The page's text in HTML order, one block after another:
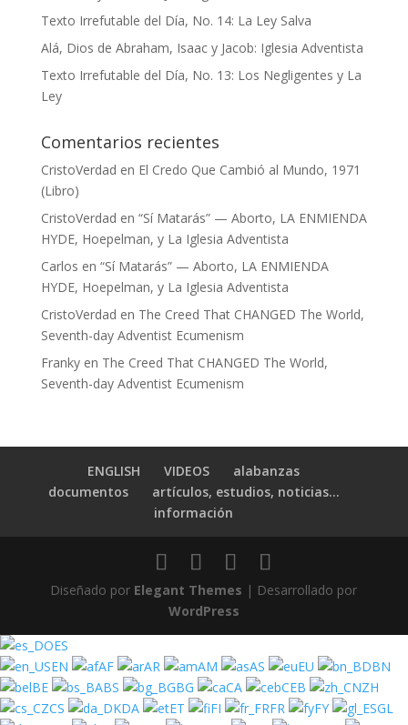
Texto Irrefutable del Día, No. 14: La Ley Salva
Alá, Dios de Abraham, Isaac y Jacob: Iglesia Adventista
Texto Irrefutable del Día, No. 13: Los Negligentes y La
Ley
Comentarios recientes
CristoVerdad en El Credo Que Cambió al Mundo, 1971
(Libro)
CristoVerdad en “Sí Matarás” — Aborto, LA ENMIENDA
HYDE, Hoepelman, y La Iglesia Adventista
Carlos en “Sí Matarás” — Aborto, LA ENMIENDA
HYDE, Hoepelman, y La Iglesia Adventista
CristoVerdad en The Creed That CHANGED The World,
Seventh-day Adventist Ecumenism
Frankyen The Creed That CHANGED The World,
Seventh-day Adventist Ecumenism
ENGLISH VIDEOS
alabanzas
documentos
artículos, estudios, noticias…
información
Diseñado por Elegant Themes | Desarrollado por
WordPress
ES
EN
AF AR AM AS EU
BN
BE
BS BG CA CEB
ZH
CS
DA ET FI FR FY
GL